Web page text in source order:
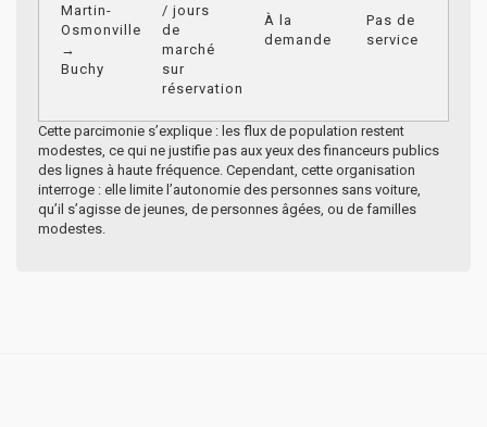
Martin-
Osmonville
→
Buchy
/ jours
de
marché
sur
réservation
À la
demande
Pas de
service
Cette parcimonie s’explique : les flux de population restent
modestes, ce qui ne justifie pas aux yeux des financeurs publics
des lignes à haute fréquence. Cependant, cette organisation
interroge : elle limite l’autonomie des personnes sans voiture,
qu’il s’agisse de jeunes, de personnes âgées, ou de familles
modestes.